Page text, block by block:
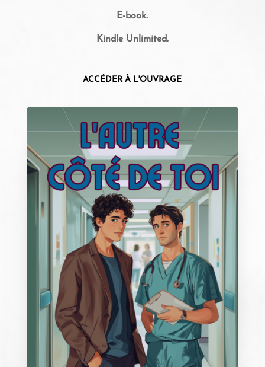
E-book.
Kindle Unlimited.
ACCÉDER À L'OUVRAGE